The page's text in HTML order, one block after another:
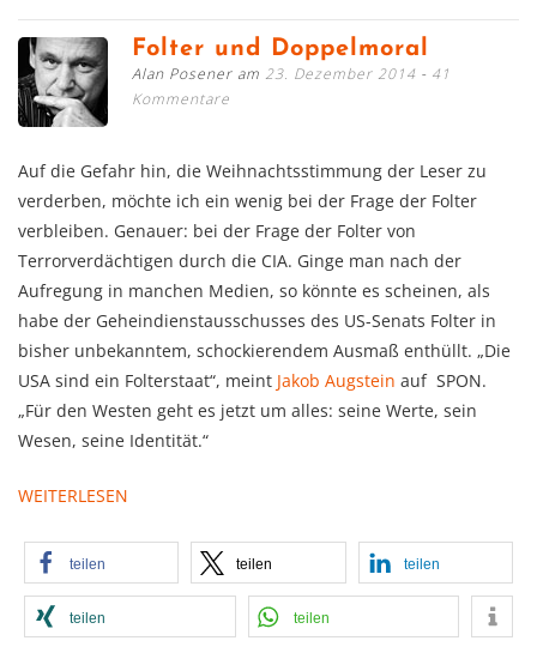
Folter und Doppelmoral
Alan Posener am 23. Dezember 2014
41
Kommentare
Auf die Gefahr hin, die Weihnachtsstimmung der Leser zu
verderben, möchte ich ein wenig bei der Frage der Folter
verbleiben. Genauer: bei der Frage der Folter von
Terrorverdächtigen durch die CIA. Ginge man nach der
Aufregung in manchen Medien, so könnte es scheinen, als
habe der Geheindienstausschusses des US-Senats Folter in
bisher unbekanntem, schockierendem Ausmaß enthüllt. „Die
USA sind ein Folterstaat“, meint Jakob Augstein auf SPON.
„Für den Westen geht es jetzt um alles: seine Werte, sein
Wesen, seine Identität.“
WEITERLESEN
teilen teilen teilen
teilen teilen